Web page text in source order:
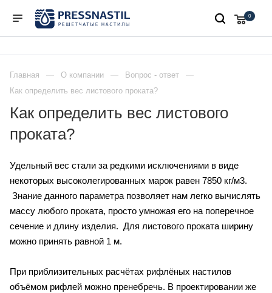
0
Главная О компании
Вопрос - ответ
Как определить вес листового проката?
Как определить вес листового
проката?
Удельный вес стали за редкими исключениями в виде
некоторых высоколегированных марок равен 7850 кг/м3.
Знание данного параметра позволяет нам легко вычислять
массу любого проката, просто умножая его на поперечное
сечение и длину изделия. Для листового проката ширину
можно принять равной 1 м.
При приблизительных расчётах рифлёных настилов
объёмом рифлей можно пренебречь. В проектировании же